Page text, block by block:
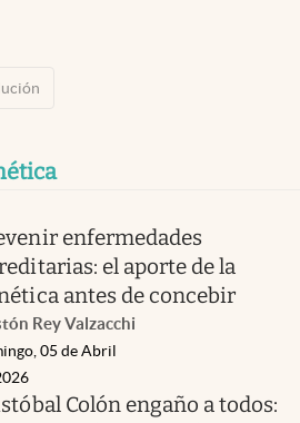
enfermedades
el aporte de la
antes de concebir
Rey Valzacchi
05 de Abril
Colón engaño a todos: